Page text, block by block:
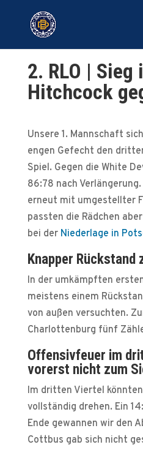
2. RLO | Sieg
Hitchcock
Unsere 1. Mannschaft
engen Gefecht den
Spiel. Gegen die White
86:78 nach
erneut mit umgestellter
passten die Rädchen
bei der Niederlage in
Knapper Rückstand
In der umkämpften
meistens einem
von außen versuchten.
Charlottenburg fünf
Offensivfeuer im
vorerst nicht zum
Im dritten Viertel
vollständig drehen. Ein
Ende gewannen wir den
Cottbus gab sich nicht